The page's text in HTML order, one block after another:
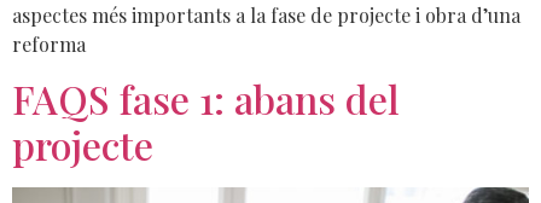
aspectes més importants a la fase de projecte i obra d’una
reforma
FAQS fase 1: abans del
projecte